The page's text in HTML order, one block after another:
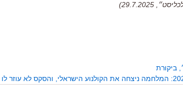
ביקורת